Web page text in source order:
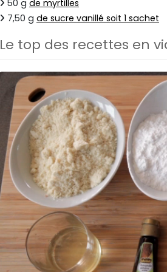
50 g de myrtilles
7,50 g de sucre vanillé soit 1 sachet
Le top des recettes en